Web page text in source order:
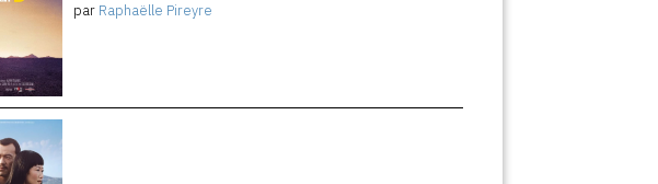
par Raphaëlle Pireyre